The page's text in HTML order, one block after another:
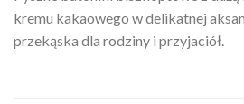
kremu kakaowego w delikatnej
przekąska dla rodziny i przyjaciół.